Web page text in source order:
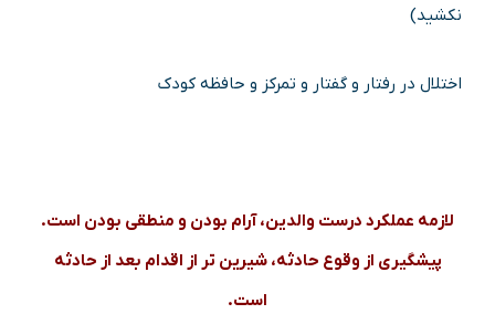
نکشید)
اختلال در رفتار و گفتار و تمرکز و حافظه کودک
لازمه عملکرد درست والدین، آرام بودن و منطقی بودن است.
پیشگیری از وقوع حادثه، شیرین تر از اقدام بعد از حادثه
است.